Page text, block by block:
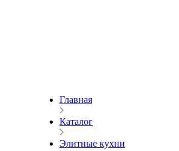
Главная
Каталог
Элитные кухни